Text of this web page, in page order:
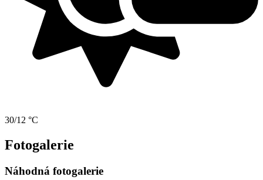
30/12 °C
Fotogalerie
Náhodná fotogalerie